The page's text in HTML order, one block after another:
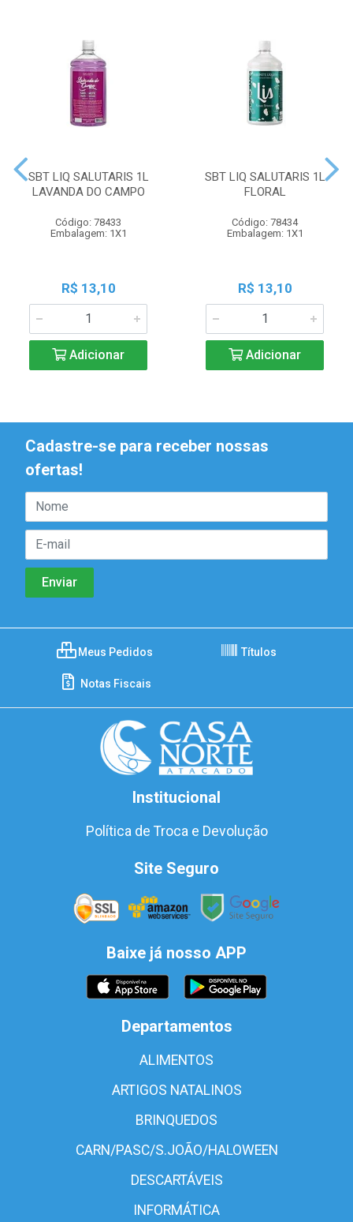
SBT LIQ SALUTARIS 1L
LAVANDA DO CAMPO
Código: 78433
Embalagem: 1X1
R$ 13,10
Adicionar
SBT LIQ SALUTARIS 1L
FLORAL
Código: 78434
Embalagem: 1X1
R$ 13,10
Adicionar
Cadastre-se para receber nossas
ofertas!
Meus Pedidos Títulos
Notas Fiscais
Institucional
Política de Troca e Devolução
Site Seguro
Baixe já nosso APP
Departamentos
ALIMENTOS
ARTIGOS NATALINOS
BRINQUEDOS
CARN/PASC/S.JOÃO/HALOWEEN
DESCARTÁVEIS
INFORMÁTICA